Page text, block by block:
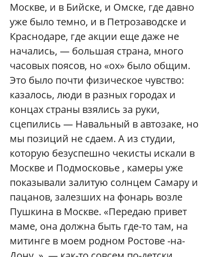
Москве, и в Бийске, и Омске, где давно
уже было темно, и в Петрозаводске и
Краснодаре, где акции еще даже не
начались, — большая страна, много
часовых поясов, но «ох» было общим.
Это было почти физическое чувство:
казалось, люди в разных городах и
концах страны взялись за руки,
сцепились — Навальный в автозаке, но
мы позиций не сдаем. А из студии,
которую безуспешно чекисты искали в
Москве и Подмосковье , камеры уже
показывали залитую солнцем Самару и
пацанов, залезших на фонарь возле
Пушкина в Москве. «Передаю привет
маме, она должна быть где-то там, на
митинге в моем родном Ростове -на-